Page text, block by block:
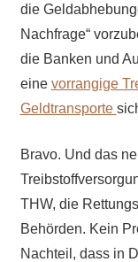
die
Nachfrage“
die Banken und
eine vorrangige
Geldtransporte
Bravo. Und das
THW, die
Behörden. Kein
Nachteil, dass in